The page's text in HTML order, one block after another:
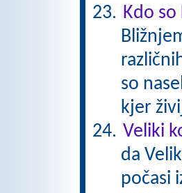
Kdo so
so
kjer
Veliki
da
počasi